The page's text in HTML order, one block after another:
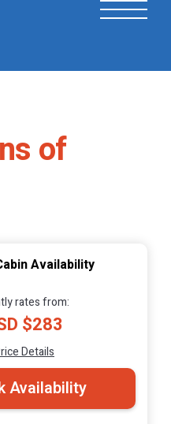
of
Availability
rates from:
$283
Details
Availability